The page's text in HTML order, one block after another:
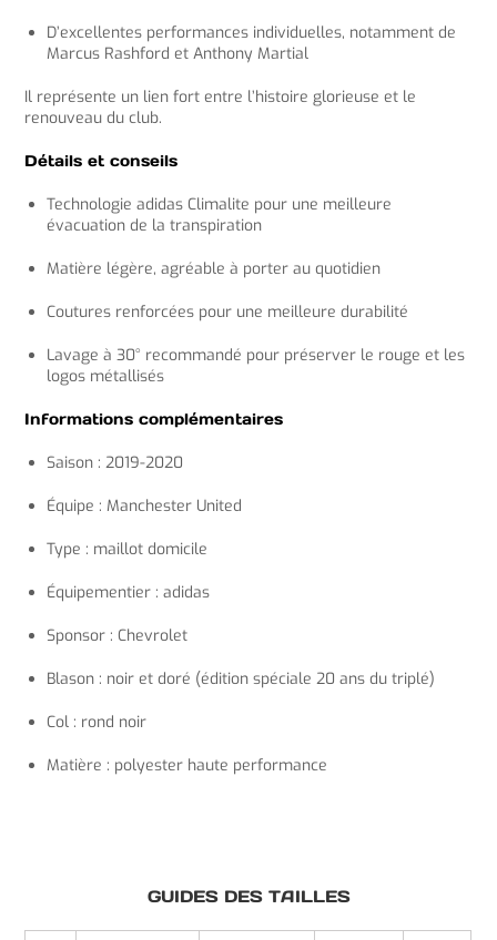
D’excellentes performances individuelles, notamment de
Marcus Rashford et Anthony Martial
Il représente un lien fort entre l’histoire glorieuse et le
renouveau du club.
Détails et conseils
Technologie adidas Climalite pour une meilleure
évacuation de la transpiration
Matière légère, agréable à porter au quotidien
Coutures renforcées pour une meilleure durabilité
Lavage à 30° recommandé pour préserver le rouge et les
logos métallisés
Informations complémentaires
Saison : 2019-2020
Équipe : Manchester United
Type : maillot domicile
Équipementier : adidas
Sponsor : Chevrolet
Blason : noir et doré (édition spéciale 20 ans du triplé)
Col : rond noir
Matière : polyester haute performance
GUIDES DES TAILLES